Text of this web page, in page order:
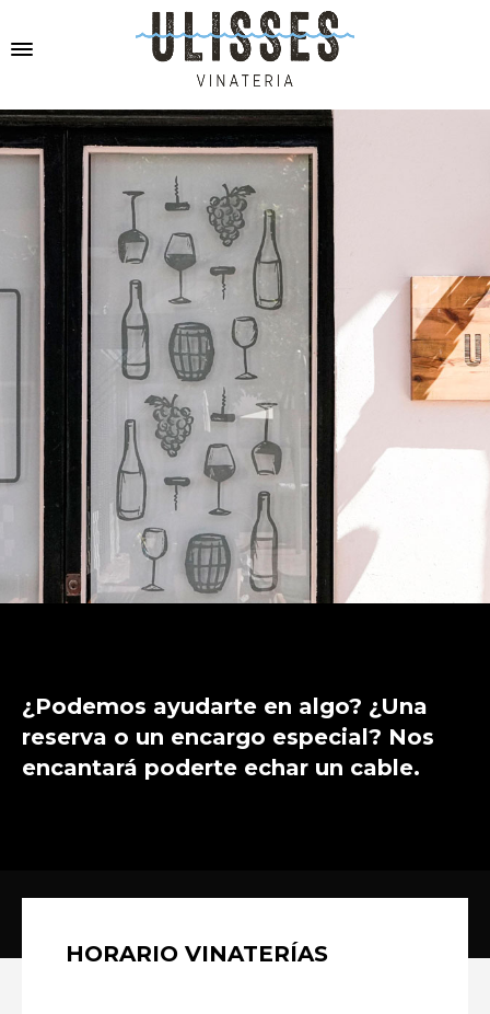
¿Podemos ayudarte en algo? ¿Una
reserva o un encargo especial? Nos
encantará poderte echar un cable.
HORARIO VINATERÍAS